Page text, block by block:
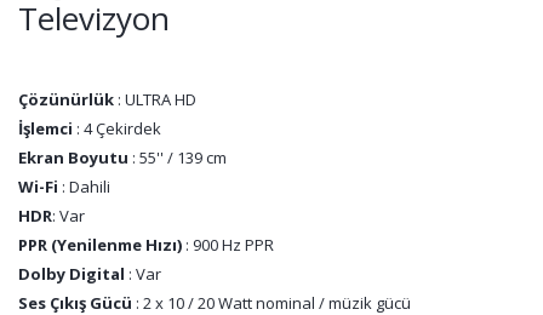
Televizyon
Çözünürlük : ULTRA HD
İşlemci : 4 Çekirdek
Ekran Boyutu : 55'' / 139 cm
Wi-Fi : Dahili
HDR: Var
PPR (Yenilenme Hızı) : 900 Hz PPR
Dolby Digital : Var
Ses Çıkış Gücü : 2 x 10 / 20 Watt nominal / müzik gücü